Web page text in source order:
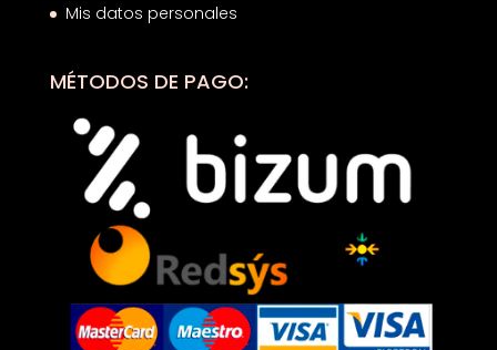
Mis datos personales
MÉTODOS DE PAGO: